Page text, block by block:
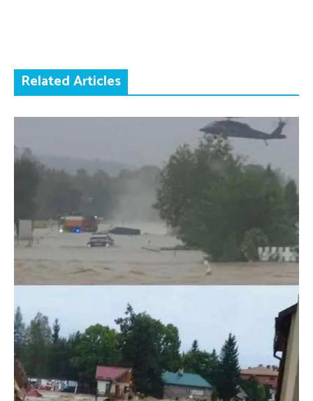
Related Articles